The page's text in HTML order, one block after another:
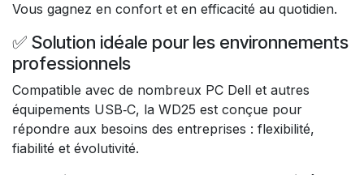
Vous gagnez en confort et en efficacité au quotidien.
✅ Solution idéale pour les environnements
professionnels
Compatible avec de nombreux PC Dell et autres
équipements USB‑C, la WD25 est conçue pour
répondre aux besoins des entreprises : flexibilité,
fiabilité et évolutivité.